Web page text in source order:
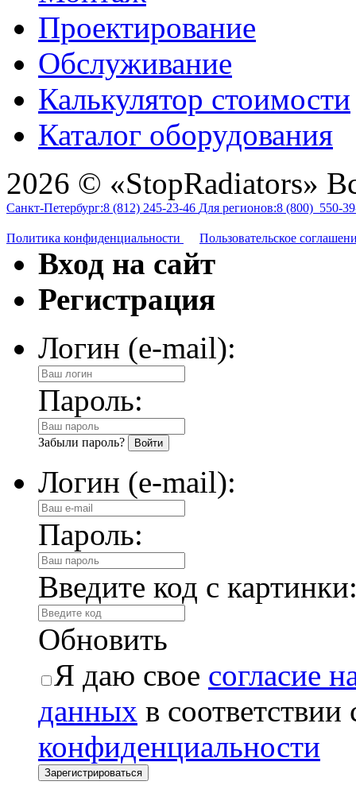
Проектирование
Обслуживание
Калькулятор стоимости
Каталог оборудования
2026 © «StopRadiators»
Санкт-Петербург:8 (812) 245-23-46 Для регионов:8 (800) 550-
Политика конфиденциальности Пользовательское
Вход на сайт
Регистрация
Логин (e-mail):
Пароль:
Забыли пароль?
Логин (e-mail):
Пароль:
Введите код с
Обновить
Я даю свое согласие
данных в соответствии
конфиденциальности